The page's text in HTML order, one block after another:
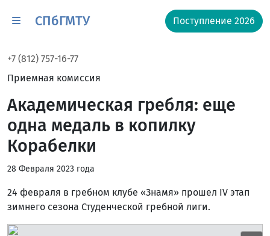
СПбГМТУ Поступление 2026
+7 (812) 757-16-77
Приемная комиссия
Академическая гребля: еще
одна медаль в копилку
Корабелки
28 Февраля 2023 года
24 февраля в гребном клубе «Знамя» прошел IV этап
зимнего сезона Студенческой гребной лиги.